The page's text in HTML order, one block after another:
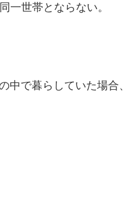
一世帯とならない。
中で暮らしていた場合